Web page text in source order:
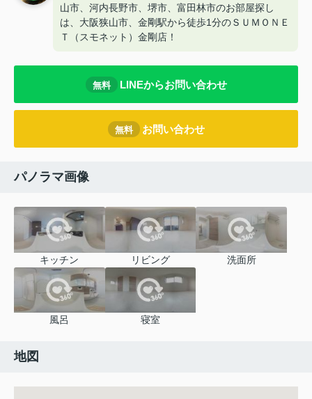
山市、河内長野市、堺市、富田林市のお部屋探し
は、大阪狭山市、金剛駅から徒歩1分のＳＵＭＯＮＥ
Ｔ（スモネット）金剛店！
無料 LINEからお問い合わせ
無料 お問い合わせ
パノラマ画像
キッチン リビング 洗面所
風呂 寝室
地図